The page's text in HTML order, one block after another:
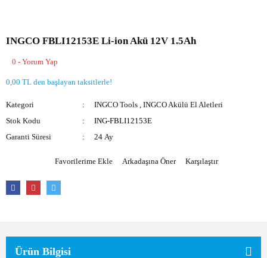
INGCO FBLI12153E Li-ion Akü 12V 1.5Ah
0 - Yorum Yap
0,00 TL den başlayan taksitlerle!
Kategori INGCO Tools ,INGCO Akülü El Aletleri
Stok Kodu
ING-FBLI12153E
Garanti Süresi
24 Ay
Arkadaşına Öner Karşılaştır
Ürün Bilgisi